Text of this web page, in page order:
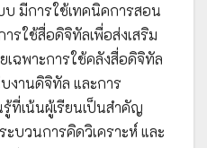
บ มีการใช้เทคนิคการสอน
รใช้สื่อดิจิทัลเพื่อส่งเสริม
เฉพาะการใช้คลังสื่อดิจิทัล
บงานดิจิทัล และการ
ที่เน้นผู้เรียนเป็นสำคัญ
บวนการคิดวิเคราะห์ และ